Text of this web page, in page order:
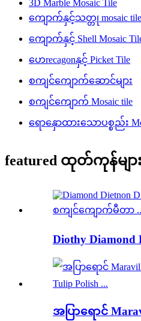
3D Marble Mosaic Tile
ကျောက်နှင့်သတ္တု mosaic tile
ကျောက်နှင့် Shell Mosaic
ဟေrecagonနှင့် Picket Tile
စကျင်ကျောက်ဆောင်များ
စကျင်ကျောက် Mosaic tile
ရောနှောထားသောပစ္စည်း
featured ထုတ်ကုန်မျာ
Diothy Diamond
အပြာရောင်